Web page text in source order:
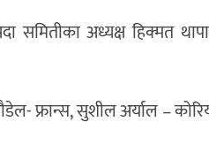
समितीका अध्यक्ष हिक्मत
फ्रान्स, सुशील अर्याल –